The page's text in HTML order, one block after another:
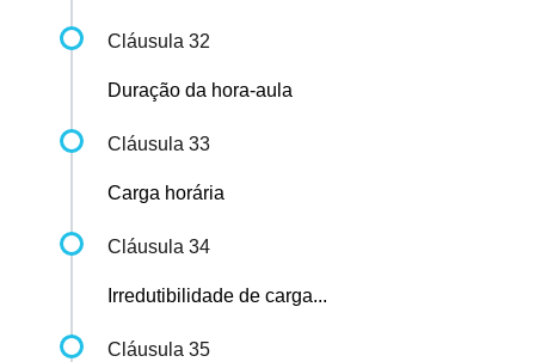
Cláusula 32
Duração da hora-aula
Cláusula 33
Carga horária
Cláusula 34
Irredutibilidade de carga...
Cláusula 35